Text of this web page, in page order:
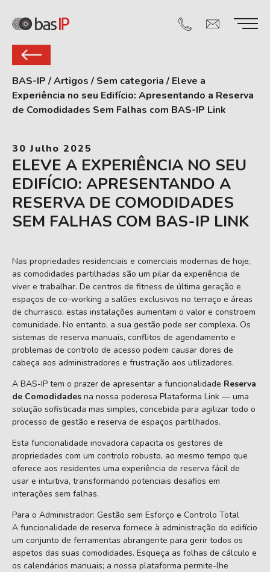
BAS-IP /Artigos / Sem categoria / Eleve a
Experiência no seu Edifício: Apresentando a Reserva
de Comodidades Sem Falhas com BAS-IP Link
30 Julho 2025
ELEVE A EXPERIÊNCIA NO SEU
EDIFÍCIO: APRESENTANDO A
RESERVA DE COMODIDADES
SEM FALHAS COM BAS-IP LINK
Nas propriedades residenciais e comerciais modernas de hoje,
as comodidades partilhadas são um pilar da experiência de
viver e trabalhar. De centros de fitness de última geração e
espaços de co-working a salões exclusivos no terraço e áreas
de churrasco, estas instalações aumentam o valor e constroem
comunidade. No entanto, a sua gestão pode ser complexa. Os
sistemas de reserva manuais, conflitos de agendamento e
problemas de controlo de acesso podem causar dores de
cabeça aos administradores e frustração aos utilizadores.
A BAS-IP tem o prazer de apresentar a funcionalidade Reserva
de Comodidades na nossa poderosa Plataforma Link — uma
solução sofisticada mas simples, concebida para agilizar todo o
processo de gestão e reserva de espaços partilhados.
Esta funcionalidade inovadora capacita os gestores de
propriedades com um controlo robusto, ao mesmo tempo que
oferece aos residentes uma experiência de reserva fácil de
usar e intuitiva, transformando potenciais desafios em
interações sem falhas.
Para o Administrador: Gestão sem Esforço e Controlo Total
A funcionalidade de reserva fornece à administração do edifício
um conjunto de ferramentas abrangente para gerir todos os
aspetos das suas comodidades. Esqueça as folhas de cálculo e
os calendários manuais; a nossa plataforma permite-lhe